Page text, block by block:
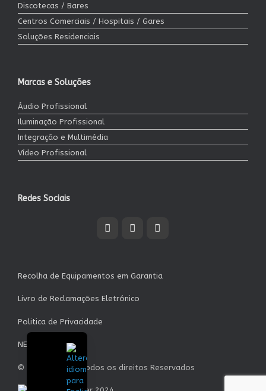
Discotecas / Bares
Centros Comerciais / Hospitais / Gares
Soluções Residenciais
Marcas e Soluções
Áudio Profissional
Iluminação Profissional
Integração e Multimédia
Vídeo Profissional
Redes Sociais
Recolha de Equipamentos em Garantia
Livro de Reclamações Eletrónico
Politica de Privacidade
NEWSLETTER
© Garrett S.A. - Todos os direitos Reservados